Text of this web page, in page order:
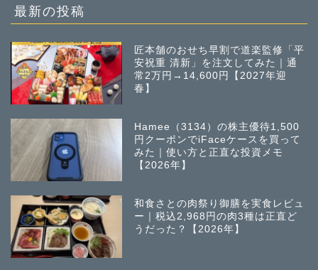
稿
最新の投稿
匠本舗のおせち早割で道楽監修「平
安祝重 清新」を注文してみた｜通
常2万円→14,600円【2027年迎
春】
Hamee（3134）の株主優待1,500
円クーポンでiFaceケースを買って
みた｜使い方と正直な投資メモ
【2026年】
和食さとの肉祭り御膳を実食レビュ
ー｜税込2,968円の肉3種は正直ど
うだった？【2026年】